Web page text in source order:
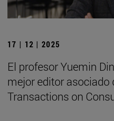
17 | 12 | 2025
El profesor Yuemin
mejor editor asociado
Transactions on